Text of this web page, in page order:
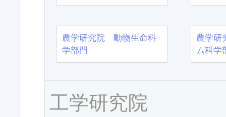
農学研究院 動物生命科
学部門
農学
ム科学
工学研究院